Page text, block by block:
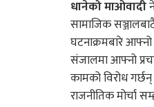
धानेको माओवादी
सामाजिक
घटनाक्रमबारे
संजालमा आफ्नो
कामको विरोध
राजनीतिक मोर्चा